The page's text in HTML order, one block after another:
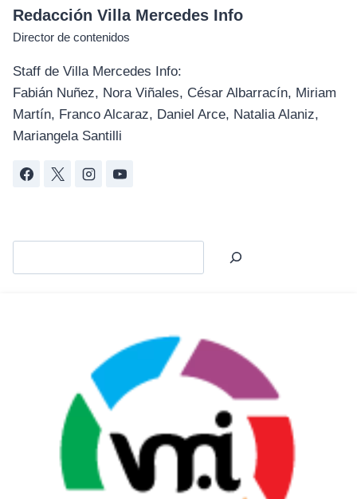
Redacción Villa Mercedes Info
Director de contenidos
Staff de Villa Mercedes Info:
Fabián Nuñez, Nora Viñales, César Albarracín, Miriam
Martín, Franco Alcaraz, Daniel Arce, Natalia Alaniz,
Mariangela Santilli